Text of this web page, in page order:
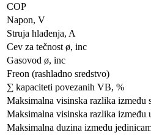
COP
Napon, V
Struja hlađenja, A
Cev za tečnost ø, inc
Gasovod ø, inc
Freon (rashladno sredstvo)
∑ kapaciteti povezanih VB, %
Maksimalna visinska razlika između
Maksimalna visinska razlika između
Maksimalna duzina između